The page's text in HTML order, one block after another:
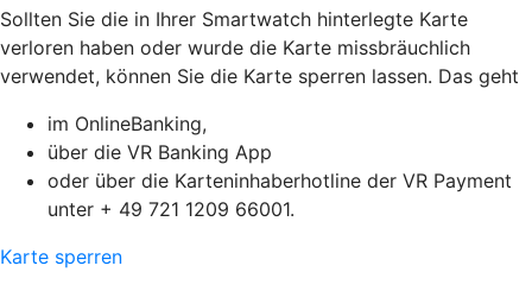
Sollten Sie die in Ihrer Smartwatch hinterlegte Karte
verloren haben oder wurde die Karte missbräuchlich
verwendet, können Sie die Karte sperren lassen. Das geht
im OnlineBanking,
über die VR Banking App
oder über die Karteninhaberhotline der VR Payment
unter + 49 721 1209 66001.
Karte sperren